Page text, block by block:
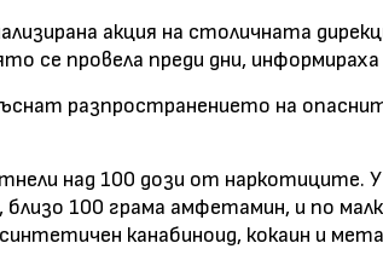
акция на столичната
се провела преди дни,
разпространението на
над 100 дози от наркотиците.
100 грама амфетамин, и по
канабиноид, кокаин и